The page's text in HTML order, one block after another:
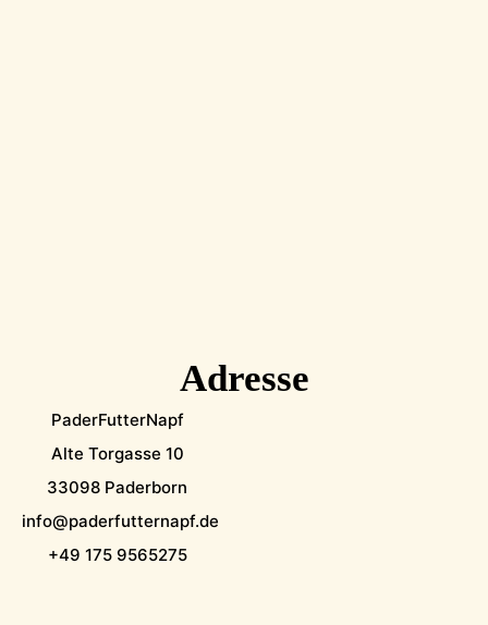
Adresse
PaderFutterNapf
Alte Torgasse 10
33098 Paderborn
info@paderfutternapf.de
+49 175 9565275